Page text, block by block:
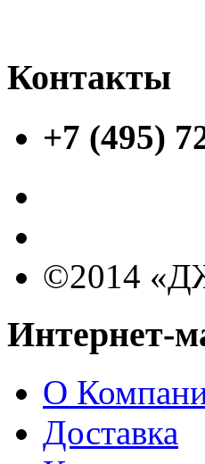
Контакты
+7 (495)
©2014
Интернет-
О
Доставка